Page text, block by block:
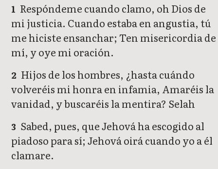
1 Respóndeme cuando clamo, oh Dios de
mi justicia. Cuando estaba en angustia, tú
me hiciste ensanchar; Ten misericordia de
mí, y oye mi oración.
2 Hijos de los hombres, ¿hasta cuándo
volveréis mi honra en infamia, Amaréis la
vanidad, y buscaréis la mentira? Selah
3 Sabed, pues, que Jehová ha escogido al
piadoso para sí; Jehová oirá cuando yo a él
clamare.